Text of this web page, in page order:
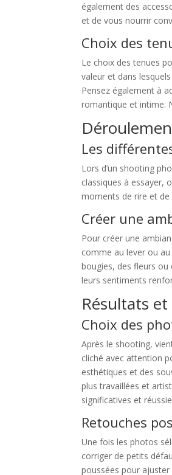
également des
et de vous nourrir
Choix des
Le choix des tenues
valeur et dans
Pensez également à
romantique et intime.
Les
Lors d’un shooting
classiques à essayer,
moments de rire et
Créer une
Pour créer une
comme au lever ou
bougies, des fleurs ou
leurs sentiments
Résultats
Choix des
Après le shooting,
cliché avec attention
esthétiques et des
plus travaillées et
significatives et
Retouches
Une fois les photos
corriger de petits
poussées pour